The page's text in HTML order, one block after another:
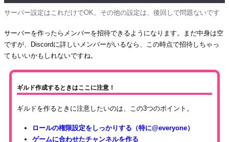
サーバー設定はこれだけでOK。その他の設定は、後回しで問題ないです
サーバーを作ったらメンバーを招待できるようになります。まだ中身は空
ですが、Discordに詳しいメンバーがいるなら、この時点で招待しちゃっ
てもいいかもしれないですね。
ギルド作成するときはここに注意！
ギルドを作るときに注意したいのは、この3つのポイント。
ロールの権限設定をしっかりする（特に@everyone）
ゲームに合わせたチャンネルを作る